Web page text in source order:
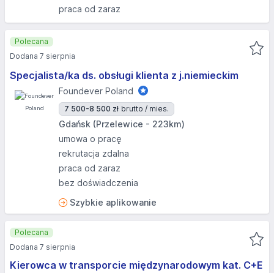
praca od zaraz
Specjalista/ka ds. obsługi klienta z j.niemieckim
Foundever Poland
7 500-8 500 zł brutto / mies.
Gdańsk (Przelewice - 223km)
umowa o pracę
rekrutacja zdalna
praca od zaraz
bez doświadczenia
Szybkie aplikowanie
Polecana
Dodana 7 sierpnia
Kierowca w transporcie międzynarodowym kat. C+E
Polecana
Dodana 7 sierpnia